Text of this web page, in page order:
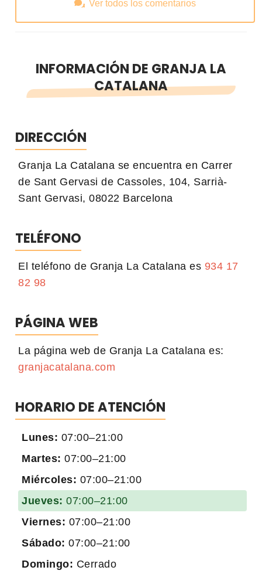
Ver todos los comentarios
INFORMACIÓN DE GRANJA LA
CATALANA
DIRECCIÓN
Granja La Catalana se encuentra en Carrer
de Sant Gervasi de Cassoles, 104, Sarrià-
Sant Gervasi, 08022 Barcelona
TELÉFONO
El teléfono de Granja La Catalana es 934 17
82 98
PÁGINA WEB
La página web de Granja La Catalana es:
granjacatalana.com
HORARIO DE ATENCIÓN
Lunes: 07:00–21:00
Martes: 07:00–21:00
Miércoles: 07:00–21:00
Jueves: 07:00–21:00
Viernes: 07:00–21:00
Sábado: 07:00–21:00
Domingo: Cerrado